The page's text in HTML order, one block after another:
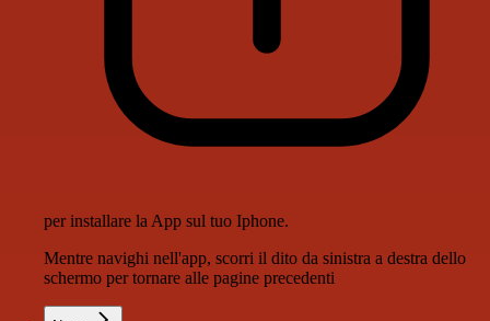
per installare la App sul tuo Iphone.
Mentre navighi nell'app, scorri il dito da sinistra a destra dello
schermo per tornare alle pagine precedenti